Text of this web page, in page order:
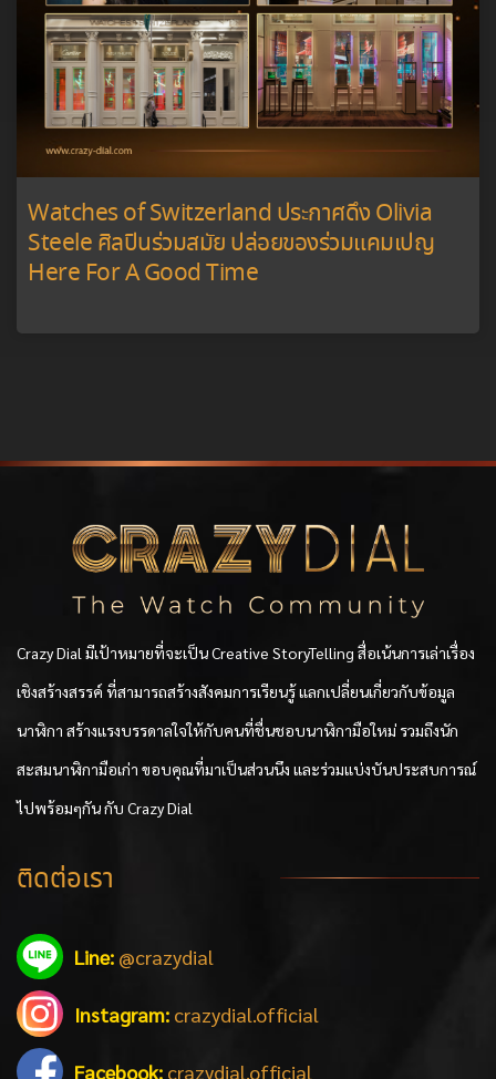
Watches of Switzerland ประกาศดึง Olivia
Steele ศิลปินร่วมสมัย ปล่อยของร่วมแคมเปญ
Here For A Good Time
Crazy Dial มีเป้าหมายที่จะเป็น Creative StoryTelling สื่อเน้นการเล่าเรื่อง
เชิงสร้างสรรค์ ที่สามารถสร้างสังคมการเรียนรู้ แลกเปลี่ยนเกี่ยวกับข้อมูล
นาฬิกา สร้างแรงบรรดาลใจให้กับคนที่ชื่นชอบนาฬิกามือใหม่ รวมถึงนัก
สะสมนาฬิกามือเก่า ขอบคุณที่มาเป็นส่วนนึง และร่วมแบ่งบันประสบการณ์
ไปพร้อมๆกัน กับ Crazy Dial
ติดต่อเรา
Line: @crazydial
Instagram: crazydial.official
Facebook: crazydial.official